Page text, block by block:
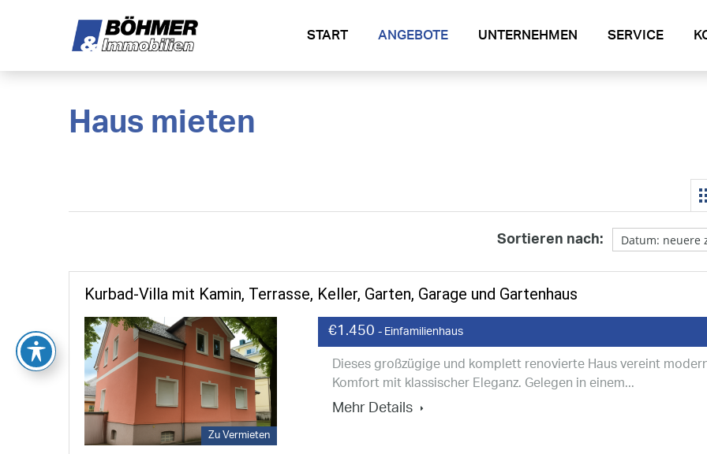
START ANGEBOTE UNTERNEHMEN SERVICE
Haus mieten
Sortieren nach:
Kurbad-Villa mit Kamin, Terrasse, Keller, Garten, Garage und Gartenhaus
Zu Vermieten
€1.450 - Einfamilienhaus
Dieses großzügige und komplett renovierte Haus vereint
Komfort mit klassischer Eleganz. Gelegen in einem...
Mehr Details